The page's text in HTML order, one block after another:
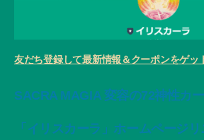
友だち登録して最新情報＆クーポンをゲ
SACRA MAGIA 変容の72神性カ
「イリスカーラ」ホームページ